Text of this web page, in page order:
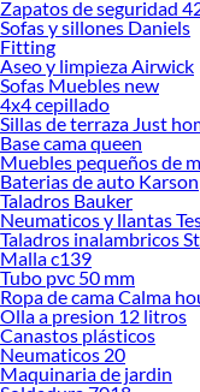
Encuentra todo lo necesario
¡Visítanos y haz tus ideas
Zapatos de seguridad
Sofas y sillones Daniels
Fitting
Aseo y limpieza Airwick
Sofas Muebles new
4x4 cepillado
Sillas de terraza Just
Base cama queen
Muebles pequeños de
Baterias de auto Karson
Taladros Bauker
Neumaticos y llantas
Taladros inalambricos
Malla c139
Tubo pvc 50 mm
Ropa de cama Calma
Olla a presion 12 litros
Canastos plásticos
Neumaticos 20
Maquinaria de jardin